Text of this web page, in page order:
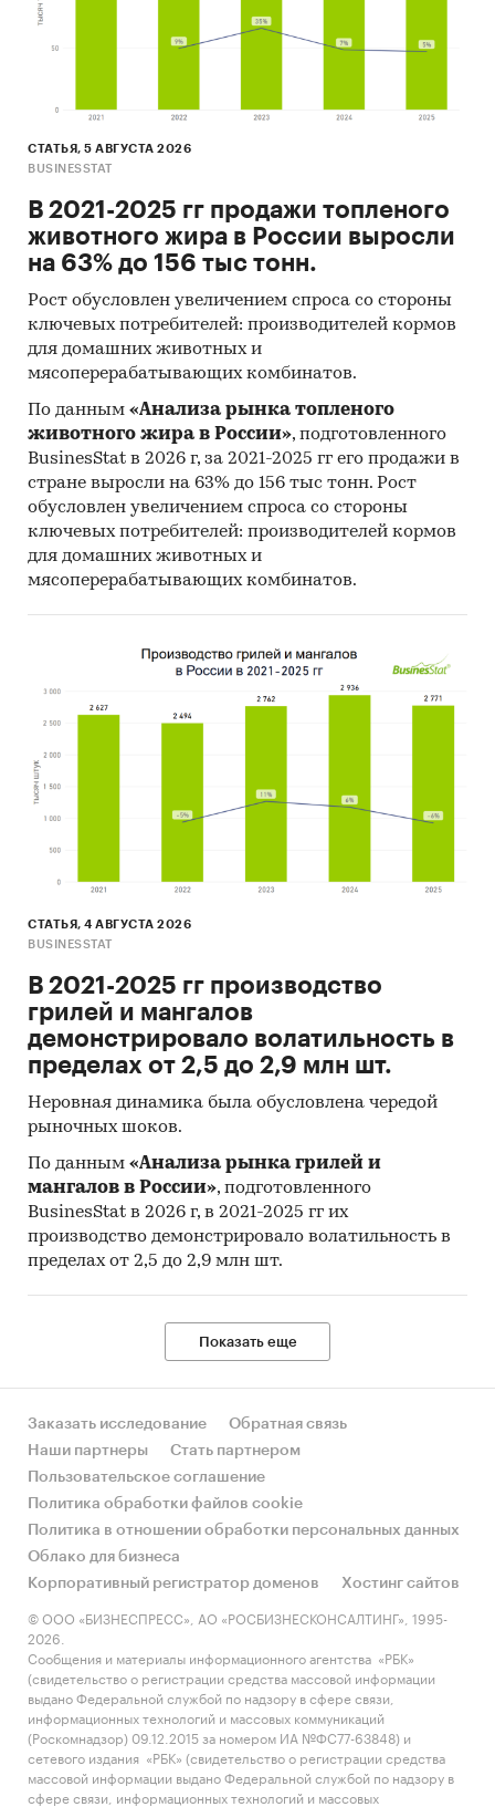
маркетплейсов
Анализ ТОП-5 мобильных приложений
Программы и меры гос. поддержки IT-
отрасли в России
привлекательности рынка мобильных
приложений маркетплейсов
Прогноз количества пользователей
мобильных приложений маркетплейсов на
4 года
Оценка факторов инвестиционной
Выводы о перспективности создания
предприятий в исследуемой области и
рекомендации действующим операторам
рынка
Методологические пояснения
Источники информации:
пользователей мобильных приложений
маркетплейсов[2]
Официальные интернет-порталы правовой
Базы данных Росстат
Открытые источники (сайты, порталы)
Отчетность эмитентов
Сайты компаний
Архивы СМИ
Инсайдерские источники
Специализированные аналитические
порталы
Методы:
Online опрос 140 пользователей мобильных
приложений маркетплейсов[3]. Результаты
проведенного опроса представлены в
наглядных диаграммах и информативных
таблицах.
Кабинетное исследование. Поиск и анализ
информации из различных источников,
проведение расчетов.
Прогноз ГидМаркет. Современные
статистические методы прогнозирования с
поправкой на мнение экспертов.
Отчет отражает мнение авторов и не является
инвестиционной рекомендацией
[1]Пользователем приложения считается тот,
кто использовал приложения хотя бы 1 раз в
течение последнего месяца
[2]Пользователем приложения считается тот,
кто использовал приложения хотя бы 1 раз в
течение последнего месяца
[3]Пользователем приложения считается тот,
СТАТЬЯ, 5 АВГУСТА 2026
BUSINESSTAT
В 2021-2025 гг продажи топленого
животного жира в России выросли
на 63% до 156 тыс тонн.
Рост обусловлен увеличением спроса со стороны
ключевых потребителей: производителей кормов
для домашних животных и
мясоперерабатывающих комбинатов.
По данным «Анализа рынка топленого
животного жира в России», подготовленного
BusinesStat в 2026 г, за 2021-2025 гг его продажи в
стране выросли на 63% до 156 тыс тонн. Рост
обусловлен увеличением спроса со стороны
ключевых потребителей: производителей кормов
для домашних животных и
мясоперерабатывающих комбинатов.
СТАТЬЯ, 4 АВГУСТА 2026
BUSINESSTAT
В 2021-2025 гг производство
грилей и мангалов
демонстрировало волатильность в
пределах от 2,5 до 2,9 млн шт.
Неровная динамика была обусловлена чередой
рыночных шоков.
По данным «Анализа рынка грилей и
мангалов в России», подготовленного
BusinesStat в 2026 г, в 2021-2025 гг их
производство демонстрировало волатильность в
пределах от 2,5 до 2,9 млн шт.
Показать еще
Заказать исследование
Обратная связь
Наши партнеры
Стать партнером
Пользовательское соглашение
Политика обработки файлов cookie
Политика в отношении обработки персональных данных
Облако для бизнеса
Корпоративный регистратор доменов
Хостинг сайтов
© ООО «БИЗНЕСПРЕСС», АО «РОСБИЗНЕСКОНСАЛТИНГ», 1995-
2026.
Сообщения и материалы информационного агентства «РБК»
(свидетельство о регистрации средства массовой информации
выдано Федеральной службой по надзору в сфере связи,
информационных технологий и массовых коммуникаций
(Роскомнадзор) 09.12.2015 за номером ИА №ФС77-63848) и
сетевого издания «РБК» (свидетельство о регистрации средства
массовой информации выдано Федеральной службой по надзору в
сфере связи, информационных технологий и массовых